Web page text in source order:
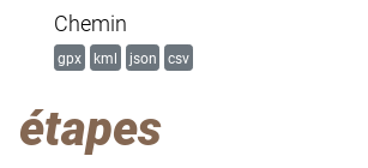
Chemin
gpx kml json csv
étapes